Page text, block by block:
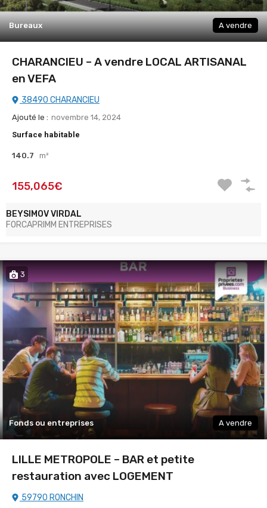
Bureaux A vendre
CHARANCIEU – A vendre LOCAL ARTISANAL
en VEFA
38490 CHARANCIEU
Ajouté le : novembre 14, 2024
Surface habitable
140.7 m²
155,065€
BEYSIMOV VIRDAL
FORCAPRIMM ENTREPRISES
3
Fonds ou entreprises A vendre
LILLE METROPOLE – BAR et petite
restauration avec LOGEMENT
59790 RONCHIN